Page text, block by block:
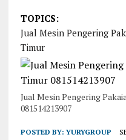
TOPICS:
Jual Mesin Pengering
Timur
Jual Mesin Pengering
081514213907
POSTED BY:YURYGROUP